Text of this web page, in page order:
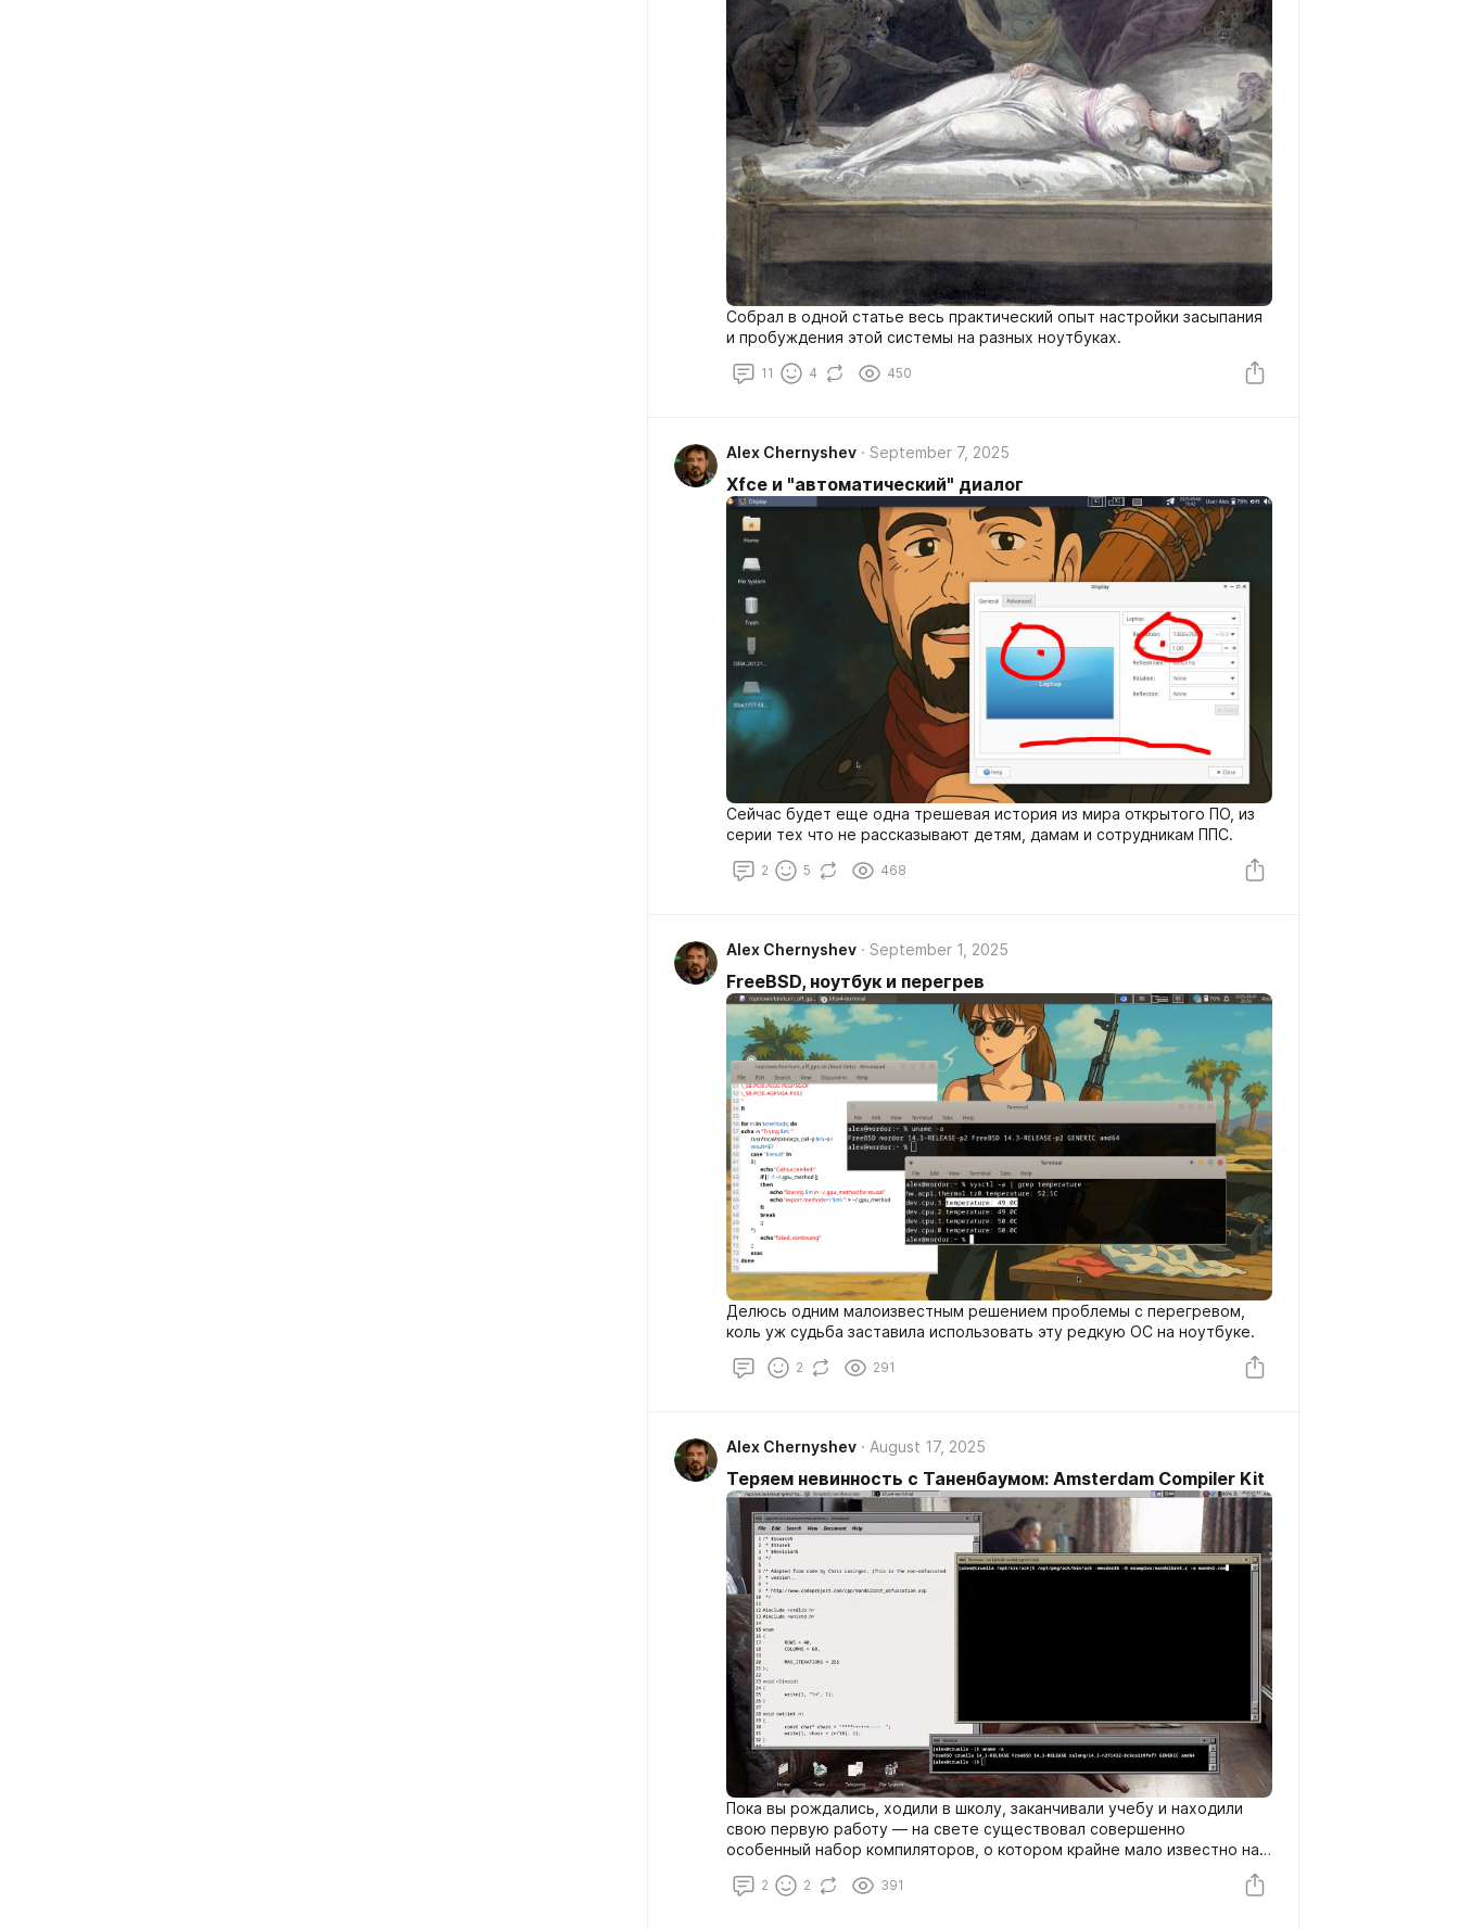
Собрал в одной статье весь практический опыт настройки засыпания
и пробуждения этой системы на разных ноутбуках.
11 4 450
Alex Chernyshev September 7, 2025
Xfce и "автоматический" диалог
Сейчас будет еще одна трешевая история из мира открытого ПО, из
серии тех что не рассказывают детям, дамам и сотрудникам ППС.
2 5 468
Alex Chernyshev September 1, 2025
FreeBSD, ноутбук и перегрев
Делюсь одним малоизвестным решением проблемы с перегревом,
коль уж судьба заставила использовать эту редкую ОС на ноутбуке.
2 291
Alex Chernyshev August 17, 2025
Теряем невинность с Таненбаумом: Amsterdam Compiler Kit
Пока вы рождались, ходили в школу, заканчивали учебу и находили
свою первую работу — на свете существовал совершенно
особенный набор компиляторов, о котором крайне мало известно на
2 2 391